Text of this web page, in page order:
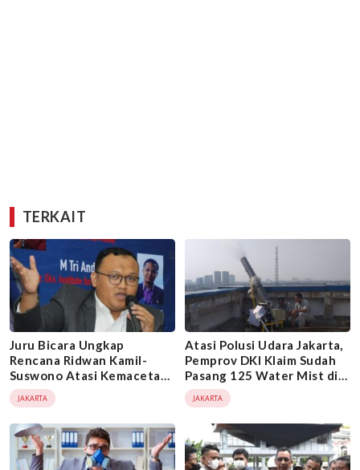
TERKAIT
Juru Bicara Ungkap
Rencana Ridwan Kamil-
Suswono Atasi Kemacetan
dan Polusi di Jakarta
JAKARTA
Atasi Polusi Udara Jakarta,
Pemprov DKI Klaim Sudah
Pasang 125 Water Mist di
109 Gedung
JAKARTA